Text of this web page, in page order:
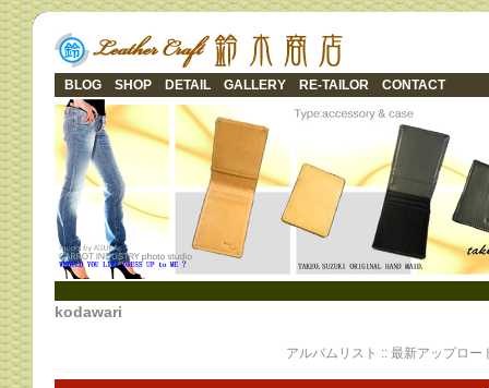
BLOG SHOP DETAIL GALLERY RE-TAILOR CONTACT
kodawari
アルバムリスト :: 最新アップロー